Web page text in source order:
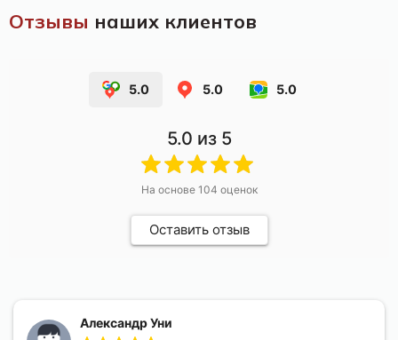
Отзывы наших клиентов
5.0 5.0 5.0
5.0 из 5
На основе 104 оценок
Оставить отзыв
Александр Уни